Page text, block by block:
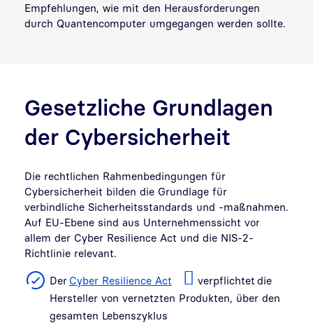
Empfehlungen, wie mit den Herausforderungen
durch Quantencomputer umgegangen werden sollte.
Gesetzliche Grundlagen
der Cybersicherheit
Die rechtlichen Rahmenbedingungen für
Cybersicherheit bilden die Grundlage für
verbindliche Sicherheitsstandards und -maßnahmen.
Auf EU-Ebene sind aus Unternehmenssicht vor
allem der Cyber Resilience Act und die NIS-2-
Richtlinie relevant.
Der Cyber Resilience Act
verpflichtet die
Hersteller von vernetzten Produkten, über den
gesamten Lebenszyklus